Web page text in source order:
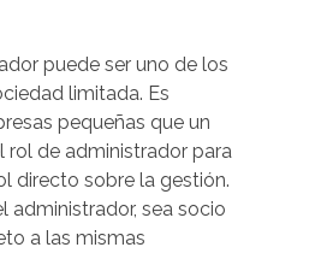
puede ser uno de los
limitada. Es
pequeñas que un
rol de administrador para
directo sobre la gestión.
administrador, sea socio
a las mismas